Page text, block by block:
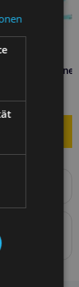
Leine
den